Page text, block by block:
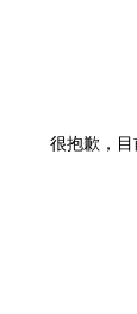
很抱歉，